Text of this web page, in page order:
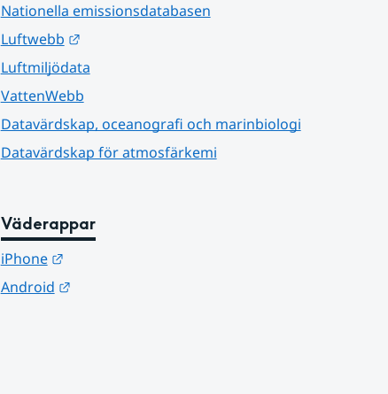
Nationella emissionsdatabasen
Luftwebb
Länk till annan webbplats.
Luftmiljödata
VattenWebb
Datavärdskap, oceanografi och marinbiologi
Datavärdskap för atmosfärkemi
Väderappar
iPhone
Länk till annan webbplats.
Android
Länk till annan webbplats.